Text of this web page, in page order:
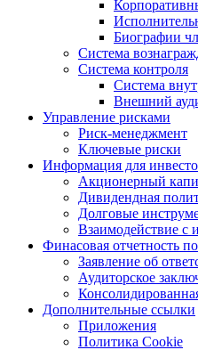
Биографии
Система
Система контроля
Система
Внешний
Управление рисками
Риск-менеджмент
Ключевые риски
Информация для
Акционерный
Дивидендная
Долговые
Взаимодействие с
Финасовая отчетность
Заявление об
Аудиторское
Дополнительные ссылки
Приложения
Политика Cookie